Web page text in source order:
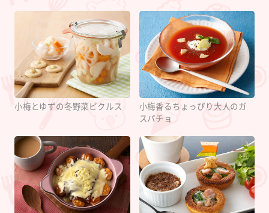
小梅とゆずの冬野菜ピクルス
小梅香るちょっぴり大人のガ
スパチョ